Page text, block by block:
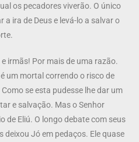
os pecadores viverão. O único
ira de Deus e levá-lo a salvar o
irmãs! Por mais de uma razão.
um mortal correndo o risco de
se esta pudesse lhe dar um
e salvação. Mas o Senhor
de Eliú. O longo debate com seus
Jó em pedaços. Ele quase